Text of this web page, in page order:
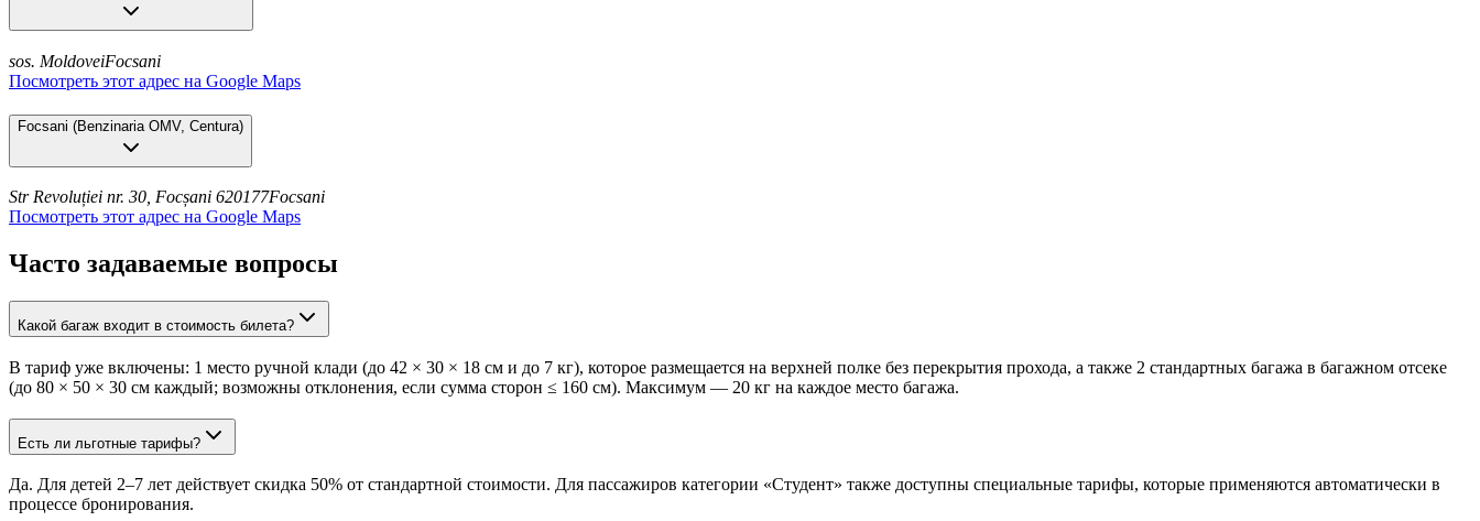
sos. MoldoveiFocsani
Посмотреть этот адрес на Google Maps
Focsani (Benzinaria OMV, Centura)
Str Revoluției nr. 30, Focșani 620177Focsani
Посмотреть этот адрес на Google Maps
Часто задаваемые вопросы
Какой багаж входит в стоимость билета?
В тариф уже включены: 1 место ручной клади (до 42 × 30 × 18 см и до 7 кг), которое размещается на верхней полке без перекрытия прохода, а также 2 стандартных багажа в багажном отсеке
(до 80 × 50 × 30 см каждый; возможны отклонения, если сумма сторон ≤ 160 см). Максимум — 20 кг на каждое место багажа.
Есть ли льготные тарифы?
Да. Для детей 2–7 лет действует скидка 50% от стандартной стоимости. Для пассажиров категории «Студент» также доступны специальные тарифы, которые применяются автоматически в
процессе бронирования.